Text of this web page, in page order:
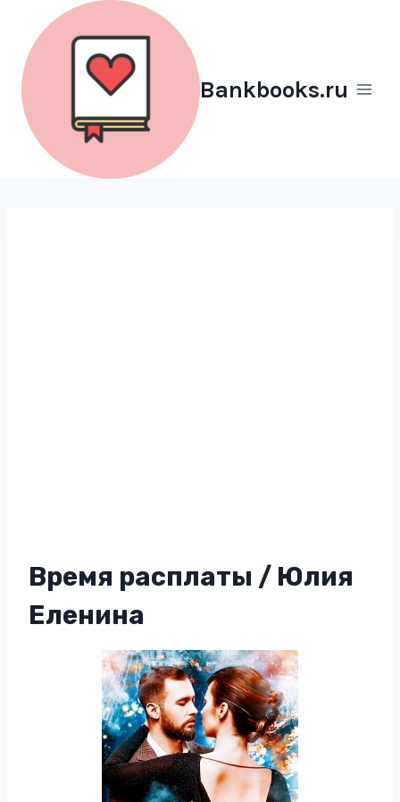
Перейти
содержимому
Bankbooks.ru
Время расплаты / Юлия
Еленина